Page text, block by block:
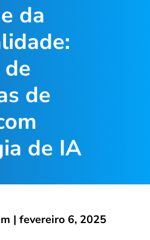
da
de
de IA
| fevereiro 6, 2025